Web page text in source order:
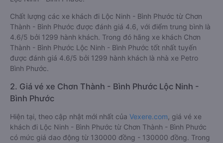
Chất lượng các xe khách đi Lộc Ninh - Bình Phước từ Chơn
Thành - Bình Phước được đánh giá 4.6, với điểm trung bình là
4.6/5 bởi 1299 hành khách. Trong đó hãng xe khách Chơn
Thành - Bình Phước Lộc Ninh - Bình Phước tốt nhất tuyến
được đánh giá 4.6/5 bởi 1299 hành khách là nhà xe Petro
Bình Phước.
2. Giá vé xe Chơn Thành - Bình Phước Lộc Ninh -
Bình Phước
Hiện tại, theo cập nhật mới nhất của Vexere.com , giá vé xe
khách đi Lộc Ninh - Bình Phước từ Chơn Thành - Bình Phước
có mức giá dao động từ 130000 đồng - 130000 đồng. Trong